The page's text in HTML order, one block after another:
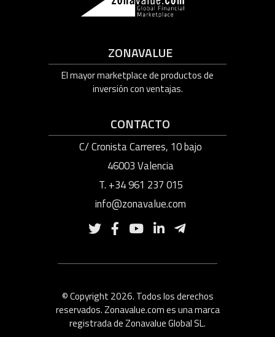
ZONAVALUE
El mayor marketplace de productos de
inversión con ventajas.
CONTACTO
C/ Cronista Carreres, 10 bajo
46003 Valencia
T. +34 961 237 015
info@zonavalue.com
© Copyright 2026. Todos los derechos
reservados. Zonavalue.com es una marca
registrada de Zonavalue Global SL.